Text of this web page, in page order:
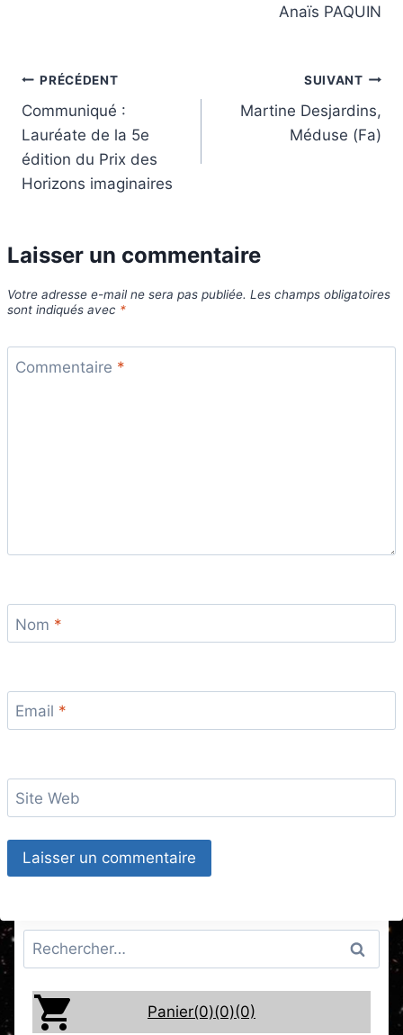
Anaïs PAQUIN
Navigation
de
l’article
PRÉCÉDENT
Communiqué :
Lauréate de la 5e
édition du Prix des
Horizons imaginaires
SUIVANT
Martine Desjardins,
Méduse (Fa)
Laisser un commentaire
Votre adresse e-mail ne sera pas publiée. Les champs obligatoires
sont indiqués avec *
Commentaire *
Nom *
Email *
Site Web
Rechercher :
Panier(0)(0)(0)